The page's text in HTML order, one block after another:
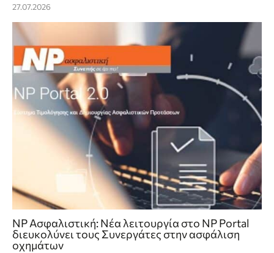
27.07.2026
NP Ασφαλιστική: Νέα λειτουργία στο NP Portal
διευκολύνει τους Συνεργάτες στην ασφάλιση
οχημάτων